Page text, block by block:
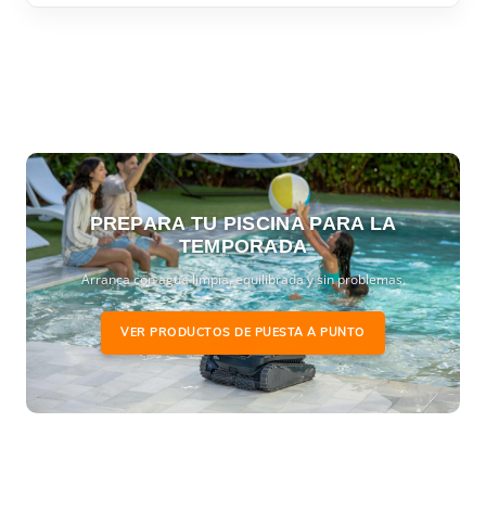
PREPARA TU PISCINA PARA LA
TEMPORADA
Arranca con agua limpia, equilibrada y sin problemas.
VER PRODUCTOS DE PUESTA A PUNTO